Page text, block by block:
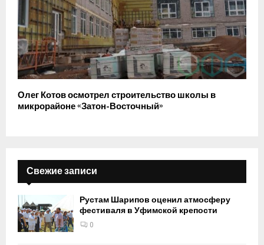
Олег Котов осмотрел строительство школы в
микрорайоне «Затон-Восточный»
Свежие записи
Рустам Шарипов оценил атмосферу
фестиваля в Уфимской крепости
0